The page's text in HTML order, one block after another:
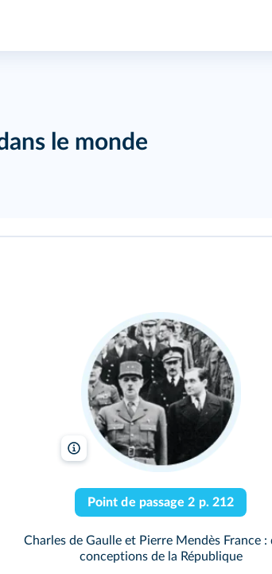
le monde
Photographie Bernard Curé/Archives
Point de passage 2 p. 212
Charles de Gaulle et Pierre Mendès France :
conceptions de la République